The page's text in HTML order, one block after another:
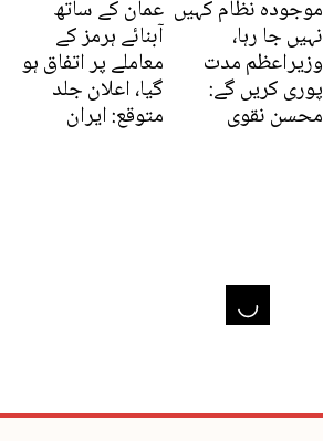
موجودہ نظام کہیں
نہیں جا رہا،
وزیراعظم مدت
پوری کریں گے:
محسن نقوی
عمان کے ساتھ
آبنائے ہرمز کے
معاملے پر اتفاق ہو
گیا، اعلان جلد
متوقع: ایران